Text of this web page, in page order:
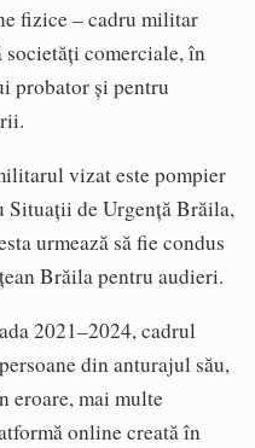
fizice – cadru militar
comerciale, în
probator și pentru
vizat este pompier
de Urgență Brăila,
urmează să fie condus
Brăila pentru audieri.
2021–2024, cadrul
din anturajul său,
eroare, mai multe
online creată în